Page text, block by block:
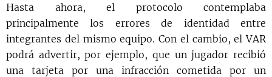
Hasta ahora, el protocolo contemplaba
principalmente los errores de identidad entre
integrantes del mismo equipo. Con el cambio, el VAR
podrá advertir, por ejemplo, que un jugador recibió
una tarjeta por una infracción cometida por un